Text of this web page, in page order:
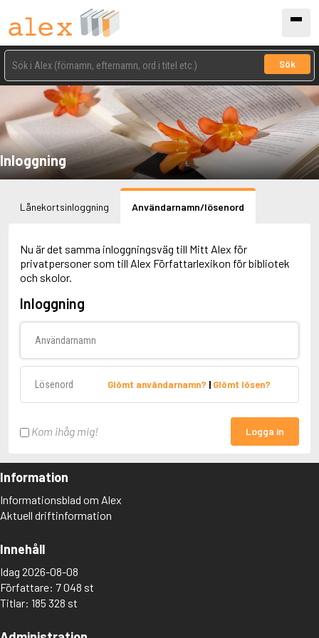
Sök
Inloggning
Lånekortsinloggning Användarnamn/lösenord
Nu är det samma inloggningsväg till Mitt Alex för
privatpersoner som till Alex Författarlexikon för bibliotek
och skolor.
Inloggning
Glömt användarnamn? | Glömt lösen?
Kom ihåg mig! Logga in
Information
Informationsblad om Alex
Aktuell driftinformation
Innehåll
Idag 2026-08-08
Författare: 7 048 st
Titlar: 185 328 st